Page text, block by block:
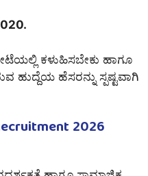
ಕಳುಹಿಸಬೇಕು ಹಾಗೂ
ಹುದ್ದೆಯ ಹೆಸರನ್ನು ಸ್ಪಷ್ಟವಾಗಿ
2026